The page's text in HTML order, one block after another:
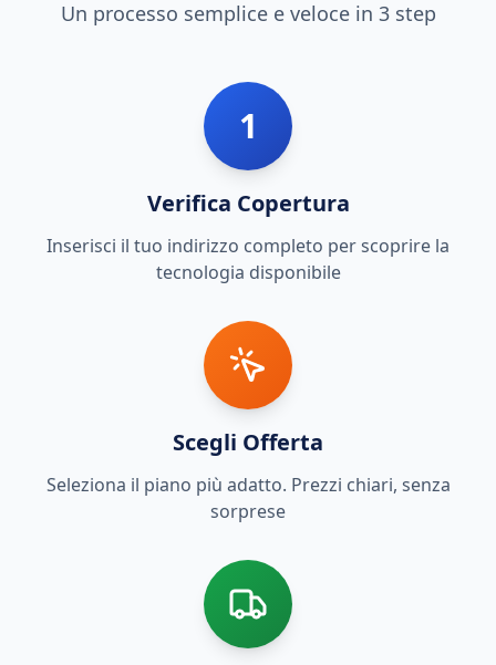
Un processo semplice e veloce in 3 step
1
Verifica Copertura
Inserisci il tuo indirizzo completo per scoprire la
tecnologia disponibile
Scegli Offerta
Seleziona il piano più adatto. Prezzi chiari, senza
sorprese